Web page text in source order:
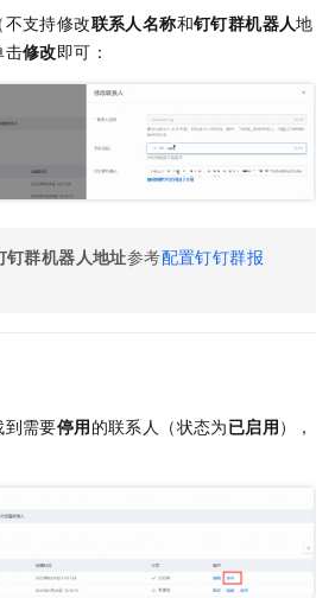
（不支持修改联系人名称和钉钉群机器人地
击修改即可：
钉群机器人地址参考配置钉钉群报
需要停用的联系人（状态为已启用），